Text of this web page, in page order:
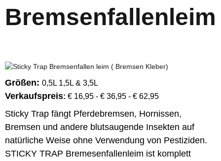
Bremsenfallenleim
Größen: 0,5L 1,5L & 3,5L
Verkaufspreis: € 16,95 - € 36,95 - € 62,95
Sticky Trap fängt Pferdebremsen, Hornissen,
Bremsen und andere blutsaugende Insekten auf
natürliche Weise ohne Verwendung von Pestiziden.
STICKY TRAP Bremesenfallenleim ist komplett